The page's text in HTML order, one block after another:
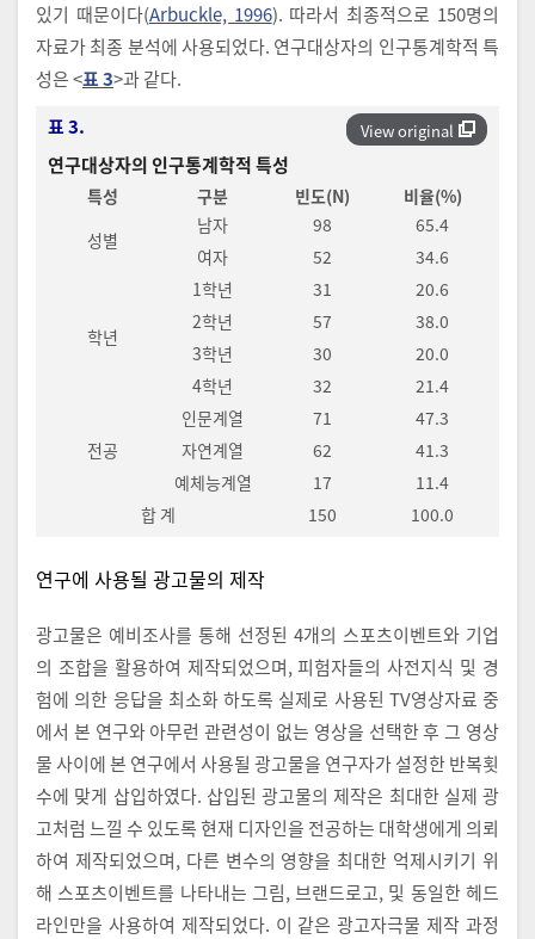
있기 때문이다(Arbuckle, 1996). 따라서 최종적으로 150명의
자료가 최종 분석에 사용되었다. 연구대상자의 인구통계학적 특
성은 <표 3>과 같다.
View original
표 3.
연구대상자의 인구통계학적 특성
특성 구분 빈도(N)
비율(%)
성별
남자 98
65.4
여자
52 34.6
학년
1학년 31
20.6
2학년
57
38.0
3학년
30
20.0
4학년
32 21.4
전공
인문계열 71
47.3
자연계열
62
41.3
예체능계열
17
11.4
합 계
150 100.0
연구에 사용될 광고물의 제작
광고물은 예비조사를 통해 선정된 4개의 스포츠이벤트와 기업
의 조합을 활용하여 제작되었으며, 피험자들의 사전지식 및 경
험에 의한 응답을 최소화 하도록 실제로 사용된 TV영상자료 중
에서 본 연구와 아무런 관련성이 없는 영상을 선택한 후 그 영상
물 사이에 본 연구에서 사용될 광고물을 연구자가 설정한 반복횟
수에 맞게 삽입하였다. 삽입된 광고물의 제작은 최대한 실제 광
고처럼 느낄 수 있도록 현재 디자인을 전공하는 대학생에게 의뢰
하여 제작되었으며, 다른 변수의 영향을 최대한 억제시키기 위
해 스포츠이벤트를 나타내는 그림, 브랜드로고, 및 동일한 헤드
라인만을 사용하여 제작되었다. 이 같은 광고자극물 제작 과정